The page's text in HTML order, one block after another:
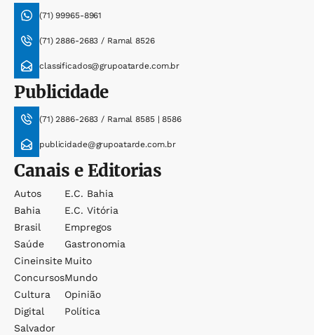
(71) 99965-8961
(71) 2886-2683 / Ramal 8526
classificados@grupoatarde.com.br
Publicidade
(71) 2886-2683 / Ramal 8585 | 8586
publicidade@grupoatarde.com.br
Canais e Editorias
Autos
Bahia
Brasil
Saúde
Cineinsite
Concursos
Cultura
Digital
Salvador
E.c. Bahia
E.c. Vitória
Empregos
Gastronomia
Muito
Mundo
Opinião
Política